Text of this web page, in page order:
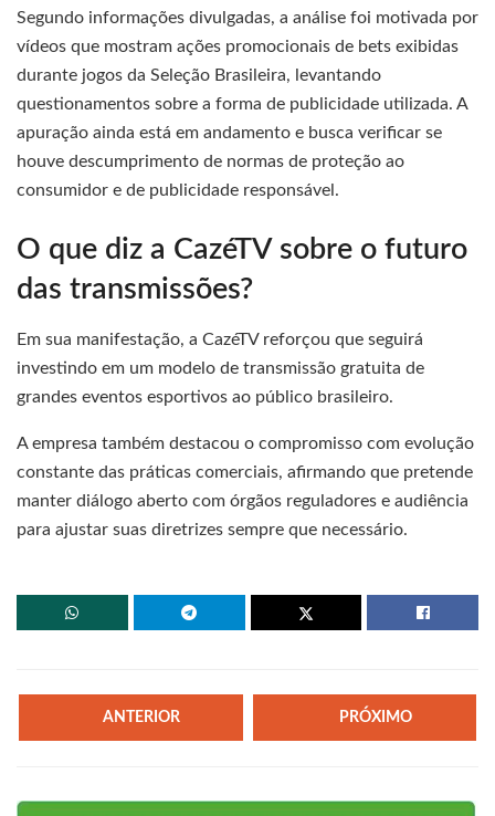
Segundo informações divulgadas, a análise foi motivada por
vídeos que mostram ações promocionais de bets exibidas
durante jogos da Seleção Brasileira, levantando
questionamentos sobre a forma de publicidade utilizada. A
apuração ainda está em andamento e busca verificar se
houve descumprimento de normas de proteção ao
consumidor e de publicidade responsável.
O que diz a CazéTV sobre o futuro
das transmissões?
Em sua manifestação, a CazéTV reforçou que seguirá
investindo em um modelo de transmissão gratuita de
grandes eventos esportivos ao público brasileiro.
A empresa também destacou o compromisso com evolução
constante das práticas comerciais, afirmando que pretende
manter diálogo aberto com órgãos reguladores e audiência
para ajustar suas diretrizes sempre que necessário.
ANTERIOR PRÓXIMO